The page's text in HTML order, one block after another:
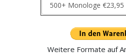
Weitere Formate auf